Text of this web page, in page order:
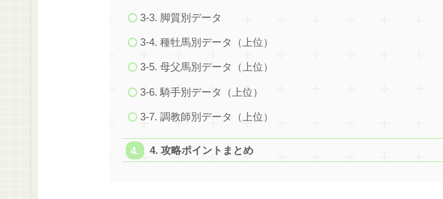
3-3. 脚質別データ
3-4. 種牡馬別データ（上位）
3-5. 母父馬別データ（上位）
3-6. 騎手別データ（上位）
3-7. 調教師別データ（上位）
4. 攻略ポイントまとめ